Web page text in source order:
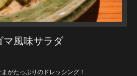
マ風味サラダ
がたっぷりのドレッシング！